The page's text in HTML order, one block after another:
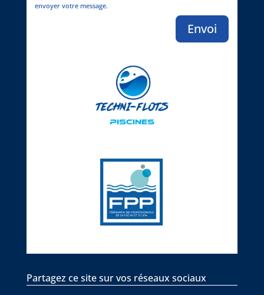
envoyer votre message.
Envoi
Partagez ce site sur vos réseaux sociaux